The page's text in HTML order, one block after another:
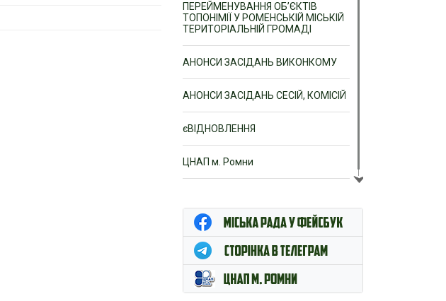
ПЕРЕЙМЕНУВАННЯ ОБ’ЄКТІВ
ТОПОНІМІЇ У РОМЕНСЬКІЙ МІСЬКІЙ
ТЕРИТОРІАЛЬНІЙ ГРОМАДІ
АНОНСИ ЗАСІДАНЬ ВИКОНКОМУ
АНОНСИ ЗАСІДАНЬ СЕСІЙ, КОМІСІЙ
єВІДНОВЛЕННЯ
ЦНАП м. Ромни